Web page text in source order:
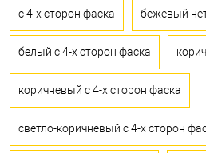
с 4-х сторон фаска бежевый
белый с 4-х сторон фаска
коричневый с 4-х сторон фаска
светло-коричневый с 4-х сторон